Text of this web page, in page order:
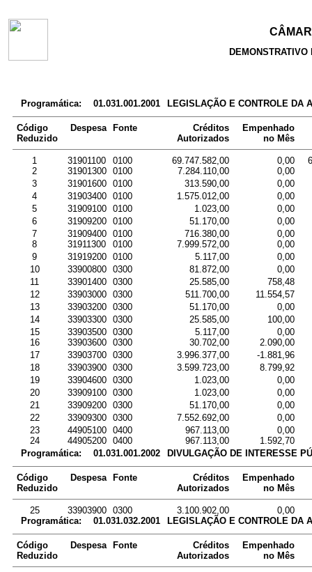
Programática: 01.031.001.2001 LEGISLAÇÃO E CONTROLE DA
Código
Reduzido
Despesa Fonte
Créditos
Autorizados
Empenhado
no Mês
1 31901100 0100 69.747.582,00 0,00
2
31901300 0100 7.284.110,00
0,00
3
31901600 0100 313.590,00
0,00
4
31903400 0100 1.575.012,00
0,00
5
31909100 0100 1.023,00
0,00
6
31909200 0100 51.170,00
0,00
7
31909400 0100 716.380,00
0,00
8
31911300 0100 7.999.572,00
0,00
9
31919200 0100 5.117,00
0,00
10
33900800 0300 81.872,00
0,00
11
33901400 0300 25.585,00
758,48
12
33903000 0300 511.700,00
11.554,57
13
33903200 0300 51.170,00
0,00
14
33903300 0300 25.585,00
100,00
15
33903500 0300 5.117,00
0,00
16
33903600 0300 30.702,00
2.090,00
17
33903700 0300 3.996.377,00
-1.881,96
18
33903900 0300 3.599.723,00
8.799,92
19
33904600 0300 1.023,00
0,00
20
33909100 0300 1.023,00
0,00
21
33909200 0300 51.170,00
0,00
22
33909300 0300 7.552.692,00
0,00
23
44905100 0400 967.113,00
0,00
24
44905200 0400 967.113,00
1.592,70
Programática:
01.031.001.2002 DIVULGAÇÃO DE INTERESSE
Código
Reduzido
Despesa Fonte
Créditos
Autorizados
Empenhado
no Mês
25 33903900 0300 3.100.902,00
0,00
Programática:
01.031.032.2001 LEGISLAÇÃO E CONTROLE DA
Código
Reduzido
Despesa Fonte
Créditos
Autorizados
Empenhado
no Mês